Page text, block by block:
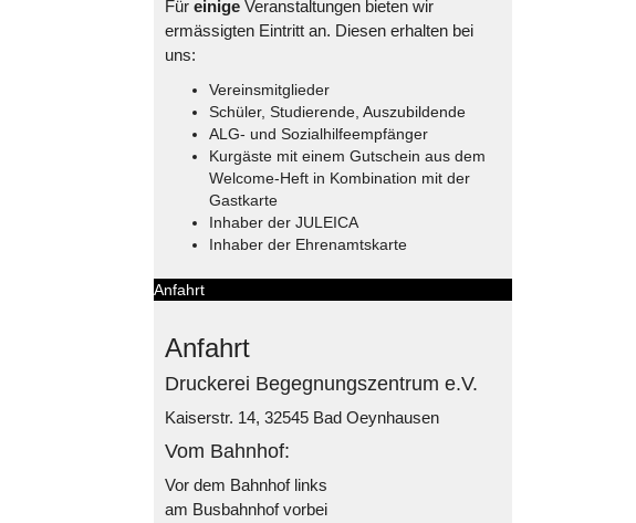
Für einigeVeranstaltungen bieten wir
ermässigten Eintritt an. Diesen erhalten bei
uns:
Vereinsmitglieder
Schüler, Studierende, Auszubildende
ALG- und Sozialhilfeempfänger
Kurgäste mit einem Gutschein aus dem
Welcome-Heft in Kombination mit der
Gastkarte
Inhaber der JULEICA
Inhaber der Ehrenamtskarte
Anfahrt
Anfahrt
Druckerei Begegnungszentrum e.V.
Kaiserstr. 14, 32545 Bad Oeynhausen
Vom Bahnhof:
Vor dem Bahnhof links
am Busbahnhof vorbei